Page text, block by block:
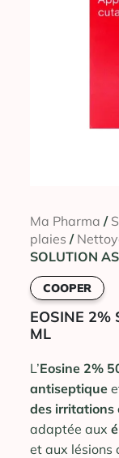
Ma Pharma /
plaies /
SOLUTION
COOPER
EOSINE 2%
ML
L’Eosine 2%
antiseptique
des irritations
adaptée aux
et aux lésions